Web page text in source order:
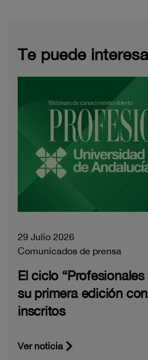
Te puede
29 Julio 2026
Comunicados de prensa
El ciclo
su primera edición
inscritos
Ver noticia